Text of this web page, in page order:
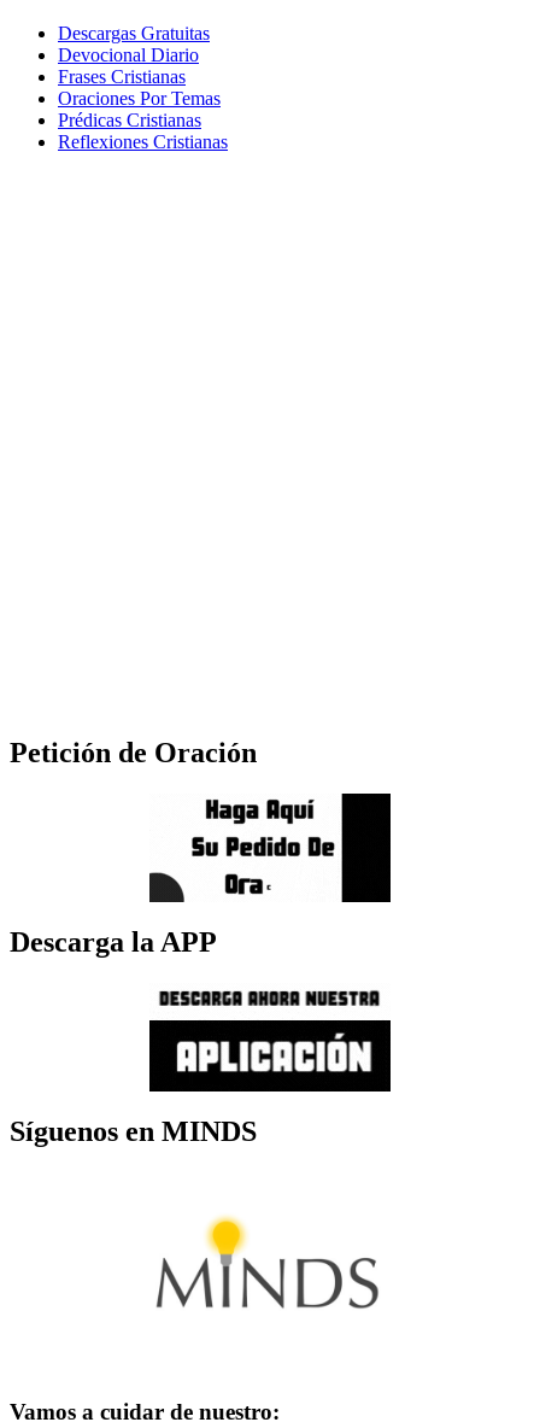
Descargas Gratuitas
Devocional Diario
Frases Cristianas
Oraciones Por Temas
Prédicas Cristianas
Reflexiones Cristianas
Petición de Oración
Descarga la APP
Síguenos en MINDS
Vamos a cuidar de nuestro: